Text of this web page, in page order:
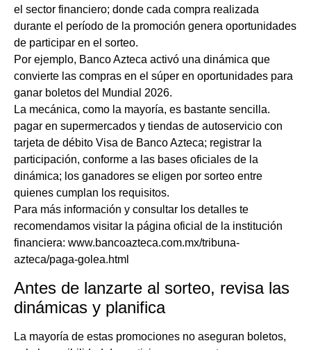
el sector financiero; donde cada compra realizada
durante el período de la promoción genera oportunidades
de participar en el sorteo.
Por ejemplo, Banco Azteca activó una dinámica que
convierte las compras en el súper en oportunidades para
ganar boletos del Mundial 2026.
La mecánica, como la mayoría, es bastante sencilla.
pagar en supermercados y tiendas de autoservicio con
tarjeta de débito Visa de Banco Azteca; registrar la
participación, conforme a las bases oficiales de la
dinámica; los ganadores se eligen por sorteo entre
quienes cumplan los requisitos.
Para más información y consultar los detalles te
recomendamos visitar la página oficial de la institución
financiera: www.bancoazteca.com.mx/tribuna-
azteca/paga-golea.html
Antes de lanzarte al sorteo, revisa las
dinámicas y planifica
La mayoría de estas promociones no aseguran boletos,